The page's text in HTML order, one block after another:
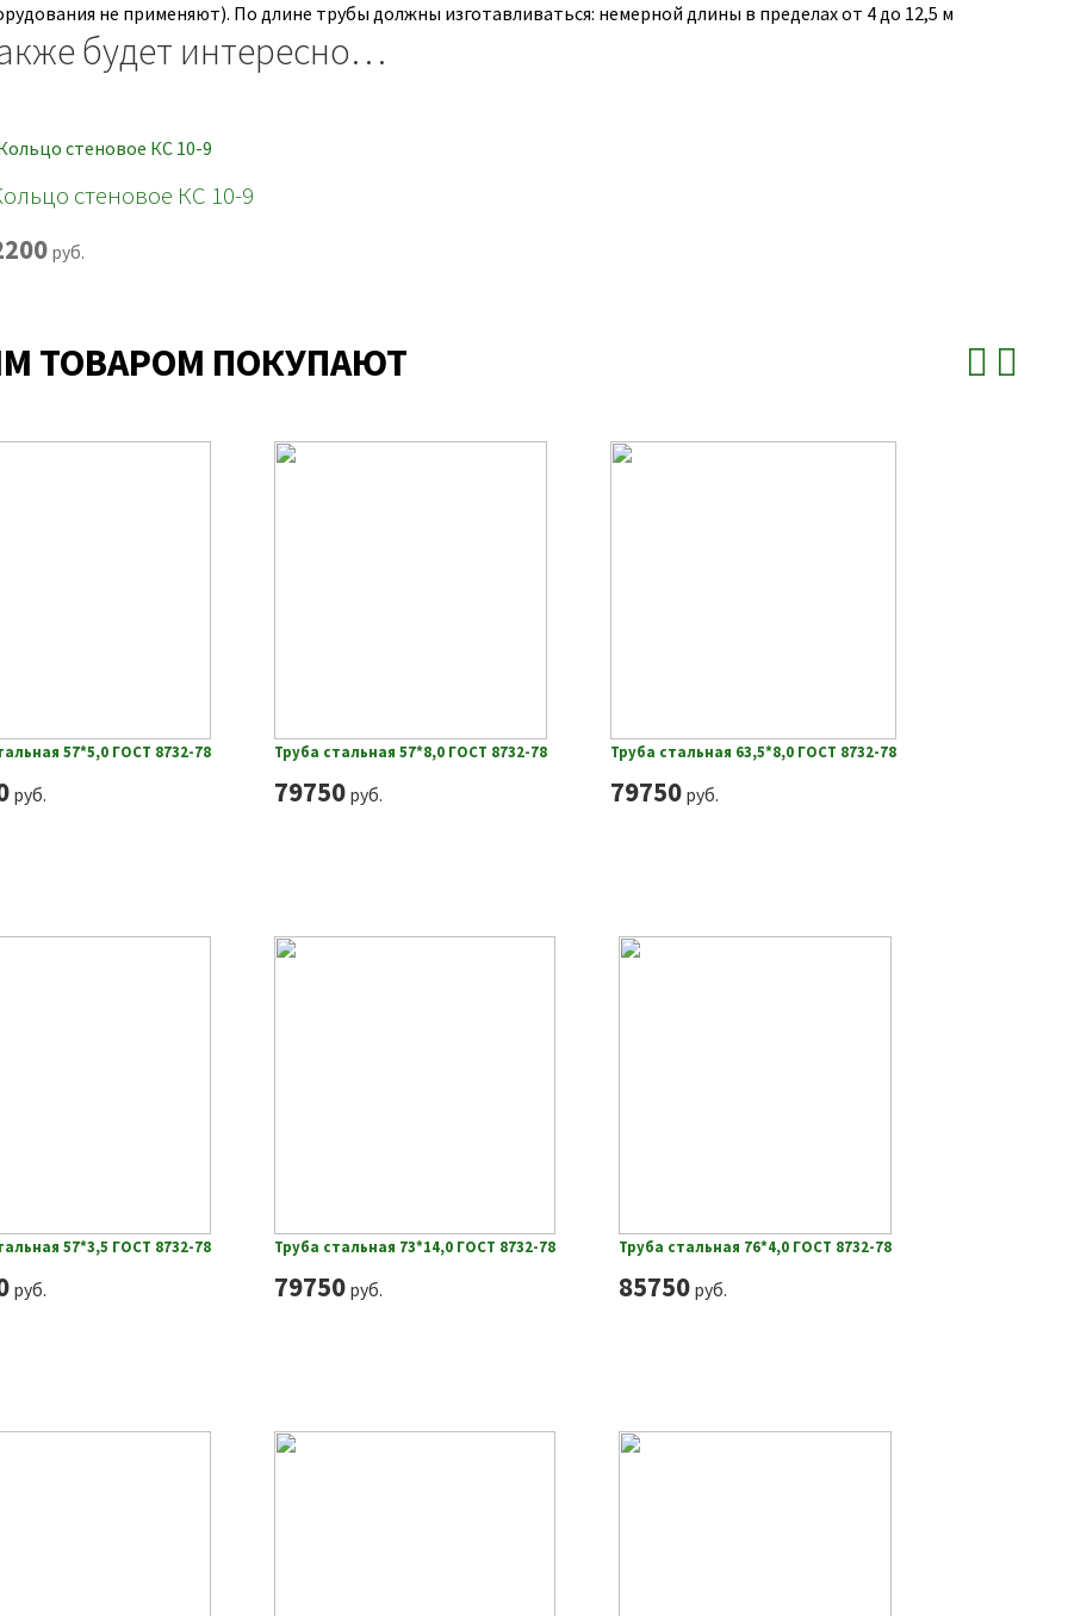
не применяют). По длине трубы должны изготавливаться: немерной длины в пределах от 4 до 12,5 м
будет интересно…
стеновое КС 10-9
руб.
ТОВАРОМ ПОКУПАЮТ
57*5,0 ГОСТ 8732-78
руб.
Труба стальная 57*8,0 ГОСТ 8732-78
79750руб.
Труба стальная 63,5*8,0 ГОСТ 8732-78
79750руб.
57*3,5 ГОСТ 8732-78
руб.
Труба стальная 73*14,0 ГОСТ 8732-78
79750руб.
Труба стальная 76*4,0 ГОСТ 8732-78
85750руб.